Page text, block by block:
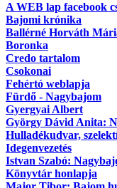
A WEB lap facebook
Bajomi krónika
Ballérné Horváth
Boronka
Credo tartalom
Csokonai
Fehértó weblapja
Fürdő - Nagybajom
Gyergyai Albert
György Dávid Anita:
Hulladékudvar,
Idegenvezetés
Istvan Szabó:
Könyvtár honlapja